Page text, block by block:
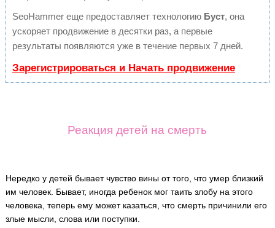
SeoHammer еще предоставляет технологию Буст, она
ускоряет продвижение в десятки раз, а первые
результаты появляются уже в течение первых 7 дней.
Зарегистрироваться и Начать продвижение
Реакция детей на смерть
Нередко у детей бывает чувство вины от того, что умер близкий
им человек. Бывает, иногда ребенок мог таить злобу на этого
человека, теперь ему может казаться, что смерть причинили его
злые мысли, слова или поступки.